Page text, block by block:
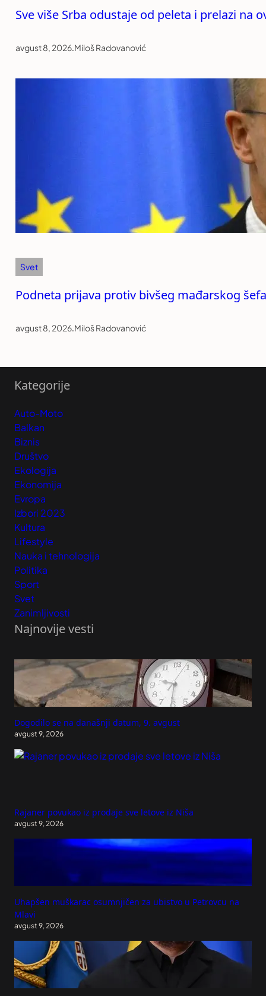
Sve više Srba odustaje od peleta i prelazi na
avgust 8, 2026.Miloš Radovanović
Svet
Podneta prijava protiv bivšeg mađarskog
avgust 8, 2026.Miloš Radovanović
Kategorije
Auto-Moto
Balkan
Biznis
Društvo
Ekologija
Ekonomija
Evropa
Izbori 2023
Kultura
Lifestyle
Nauka i tehnologija
Politika
Sport
Svet
Zanimljivosti
Najnovije vesti
Dogodilo se na današnji datum, 9. avgust
avgust 9, 2026
Rajaner povukao iz prodaje sve letove iz Niša
avgust 9, 2026
Uhapšen muškarac osumnjičen za ubistvo u Petrovcu na
Mlavi
avgust 9, 2026